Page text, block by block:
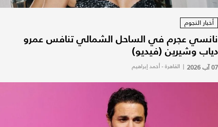
أخبار النجوم
نانسي عجرم في الساحل الشمالي تنافس عمرو
دياب وشيرين (فيديو)
07 آب 2026 | القاهرة - أحمد إبراهيم